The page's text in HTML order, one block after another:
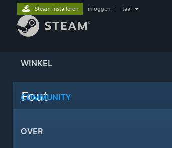
WINKEL
COMMUNITY
OVER
Steam installeren inloggen taal
Fout